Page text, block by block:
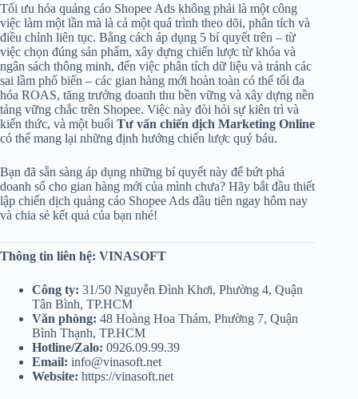
Tối ưu hóa quảng cáo Shopee Ads không phải là một công
việc làm một lần mà là cả một quá trình theo dõi, phân tích và
điều chỉnh liên tục. Bằng cách áp dụng 5 bí quyết trên – từ
việc chọn đúng sản phẩm, xây dựng chiến lược từ khóa và
ngân sách thông minh, đến việc phân tích dữ liệu và tránh các
sai lầm phổ biến – các gian hàng mới hoàn toàn có thể tối đa
hóa ROAS, tăng trưởng doanh thu bền vững và xây dựng nền
tảng vững chắc trên Shopee. Việc này đòi hỏi sự kiên trì và
kiến thức, và một buổi Tư vấn chiến dịch Marketing Online
có thể mang lại những định hướng chiến lược quý báu.
Bạn đã sẵn sàng áp dụng những bí quyết này để bứt phá
doanh số cho gian hàng mới của mình chưa? Hãy bắt đầu thiết
lập chiến dịch quảng cáo Shopee Ads đầu tiên ngay hôm nay
và chia sẻ kết quả của bạn nhé!
Thông tin liên hệ: VINASOFT
Công ty: 31/50 Nguyễn Đình Khơi, Phường 4, Quận
Tân Bình, TP.HCM
Văn phòng: 48 Hoàng Hoa Thám, Phường 7, Quận
Bình Thạnh, TP.HCM
Hotline/Zalo: 0926.09.99.39
Email: info@vinasoft.net
Website: https://vinasoft.net